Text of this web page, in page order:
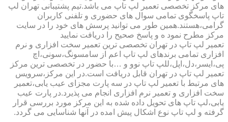
های مرکز تخصصی تعمیر لپ تاپ می باشد.تیم پشتیبانی تهران لپ
تاپ پاسخگوی تمامی سوال های حضوری و تلفنی کاربران
گرامی،هستند.همین طور می توانید پرسش های خود را در سایت
مرکز مطرح نمود ه و پاسخ صحیح را دریافت نمایید
تعمیر لپ تاپ در تهران تخصصی ترین تعمیر سخت افزاری و نرم
افزاری تمامی برندهای لپ تاپ اعم از سامسونگ،سونی،اچ
پی،ایسر،دل،اپل،للپ تاپ نوو و …با حضور در تخصصی ترین مرکز
تعمیر لپ تاپ در تهران قابل دریافت است.در این مرکز،سرویس
های مرتبط با تعمیر لپ تاپ در سه پارت مجزای عیب یابی،تعمیر
سخت افزاری و تعمیر نرم افزاری انجام می پذیرد.در پارت عیب
یابی،لپ تاپ های تحویل داده شده به این مرکز مورد بررسی قرار
گرفته و لپ تاپ نوع اشکال پیش امده در آنها شناسایی می گردد.